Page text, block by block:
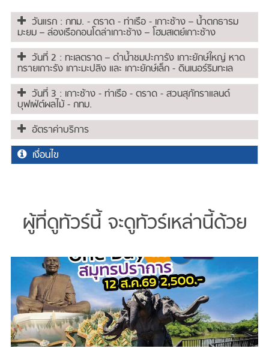
วันแรก : กทม. - ตราด - ท่าเรือ - เกาะช้าง – น้ำตกธารม
มะยม – ล่องเรือกอนโดล่าเกาะช้าง – โฮมสเตย์เกาะช้าง
วันที่ 2 : ทะเลตราด – ดำน้ำชมปะการัง เกาะยักษ์ใหญ่ หาด
ทรายเกาะรัง เกาะมะปลิง และ เกาะยักษ์เล็ก - ดินเนอร์ริมทะเล
วันที่ 3 : เกาะช้าง - ท่าเรือ - ตราด - สวนสุภัทราแลนด์
บุฟเฟ่ต์ผลไม้ - กทม.
อัตราค่าบริการ
เงื่อนไข
ผู้ที่ดูทัวร์นี้ จะดูทัวร์เหล่านี้ด้วย